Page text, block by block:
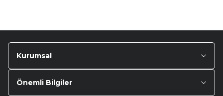
Kurumsal
Önemli Bilgiler